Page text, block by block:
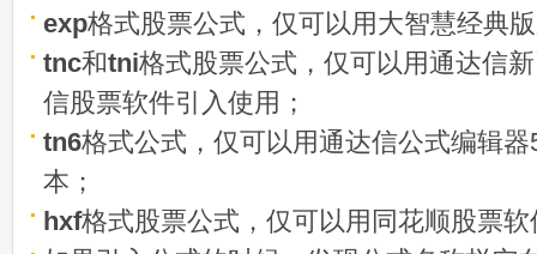
exp格式股票公式，仅可以用大智慧经典
tnc和tni格式股票公式，仅可以用通达信
信股票软件引入使用；
tn6格式公式，仅可以用通达信公式编辑
本；
hxf格式股票公式，仅可以用同花顺股票